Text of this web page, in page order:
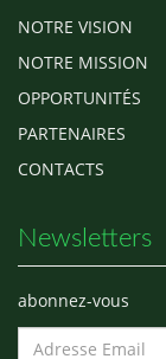
NOTRE VISION
NOTRE MISSION
OPPORTUNITÉS
PARTENAIRES
CONTACTS
Newsletters
abonnez-vous